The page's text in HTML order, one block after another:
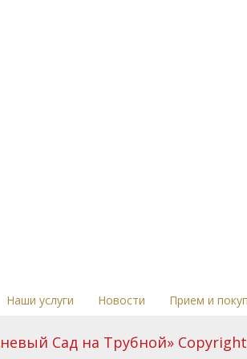
Наши услуги Новости Прием и
Сад на Трубной» Copyright